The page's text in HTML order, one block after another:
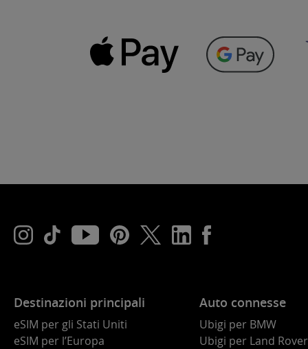
Destinazioni principali
eSIM per gli Stati Uniti
eSIM per l’Europa
Auto connesse
Ubigi per BMW
Ubigi per Land Rover